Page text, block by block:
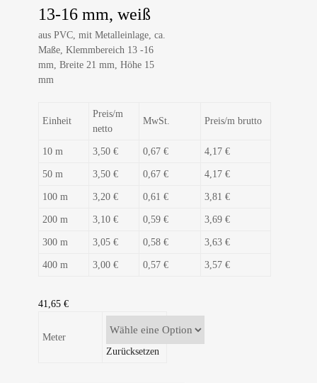
13-16 mm, weiß
aus PVC, mit Metalleinlage, ca.
Maße, Klemmbereich 13 -16
mm, Breite 21 mm, Höhe 15
mm
Einheit
Preis/m
netto
MwSt. Preis/m brutto
10 m 3,50 € 0,67 € 4,17 €
50 m 3,50 € 0,67 € 4,17 €
100 m 3,20 € 0,61 € 3,81 €
200 m 3,10 € 0,59 € 3,69 €
300 m 3,05 € 0,58 € 3,63 €
400 m 3,00 € 0,57 € 3,57 €
41,65 €
Meter
Zurücksetzen